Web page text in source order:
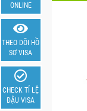
ONLINE
THEO DÕI HỒ
SƠ VISA
CHECK TỈ LỆ
ĐẬU VISA